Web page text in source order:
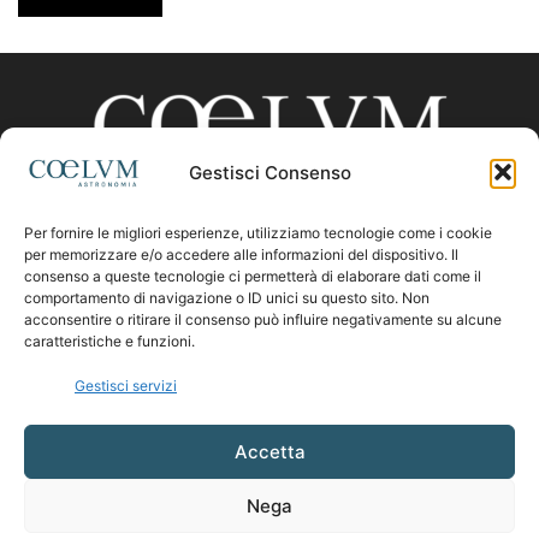
Gestisci Consenso
Per fornire le migliori esperienze, utilizziamo tecnologie come i cookie
per memorizzare e/o accedere alle informazioni del dispositivo. Il
consenso a queste tecnologie ci permetterà di elaborare dati come il
comportamento di navigazione o ID unici su questo sito. Non
acconsentire o ritirare il consenso può influire negativamente su alcune
caratteristiche e funzioni.
Gestisci servizi
Accetta
Nega
CHI SIAMO
Contattaci:coelumastro@coelum.com